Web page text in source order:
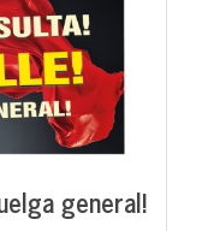
general!